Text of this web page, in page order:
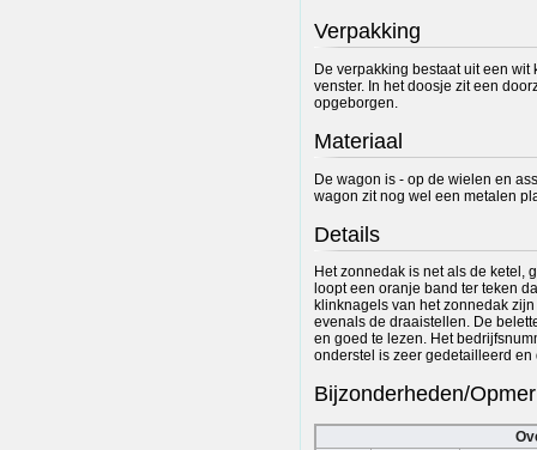
Verpakking
De verpakking bestaat uit een
venster. In het doosje zit een
opgeborgen.
Materiaal
De wagon is - op de wielen en
wagon zit nog wel een metalen
Details
Het zonnedak is net als de ketel,
loopt een oranje band ter teken
klinknagels van het zonnedak
evenals de draaistellen. De
en goed te lezen. Het
onderstel is zeer gedetailleerd
Bijzonderheden/